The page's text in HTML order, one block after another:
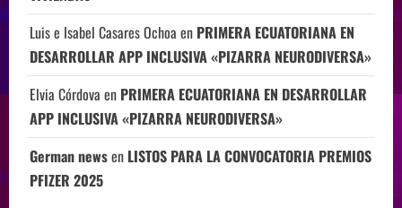
Luis e Isabel Casares Ochoa en PRIMERA ECUATORIANA EN
DESARROLLAR APP INCLUSIVA «PIZARRA NEURODIVERSA»
Elvia Córdova en PRIMERA ECUATORIANA EN DESARROLLAR
APP INCLUSIVA «PIZARRA NEURODIVERSA»
German newsen LISTOS PARA LA CONVOCATORIA PREMIOS
PFIZER 2025